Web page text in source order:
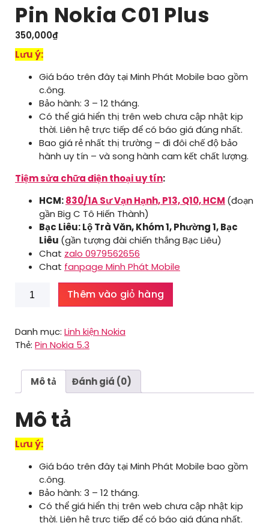
Pin Nokia C01 Plus
350,000₫
Lưu ý:
Giá báo trên đây tại Minh Phát Mobile bao gồm
c.ông.
Bảo hành: 3 – 12 tháng.
Có thể giá hiển thị trên web chưa cập nhật kịp
thời. Liên hệ trực tiếp để có báo giá đúng nhất.
Bao giá rẻ nhất thị trường – đi đôi chế độ bảo
hành uy tín – và song hành cam kết chất lượng.
Tiệm sửa chữa điện thoại uy tín:
HCM:830/1A Sư Vạn Hạnh, P13, Q10, HCM (đoạn
gần Big C Tô Hiến Thành)
Bạc Liêu: Lộ Trà Văn, Khóm 1, Phường 1, Bạc
Liêu (gần tượng đài chiến thắng Bạc Liêu)
Chat zalo 0979562656
Chat fanpage Minh Phát Mobile
Nokia
Plus
số
Thêm vào giỏ hàng
Danh mục: Linh kiện Nokia
Thẻ: Pin Nokia 5.3
Mô tả Đánh giá (0)
Mô tả
Lưu ý:
Giá báo trên đây tại Minh Phát Mobile bao gồm
c.ông.
Bảo hành: 3 – 12 tháng.
Có thể giá hiển thị trên web chưa cập nhật kịp
thời. Liên hệ trực tiếp để có báo giá đúng nhất.